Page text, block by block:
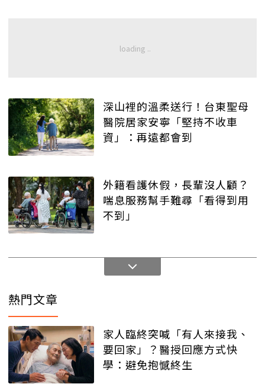
深山裡的溫柔送行！台東聖母
醫院居家安寧「堅持不收車
資」：再遠都會到
外籍看護休假，長輩沒人顧？
喘息服務幫手難尋「看得到用
不到」
熱門文章
家人臨終突喊「有人來接我、
要回家」？醫授回應方式快
學：避免抱憾終生